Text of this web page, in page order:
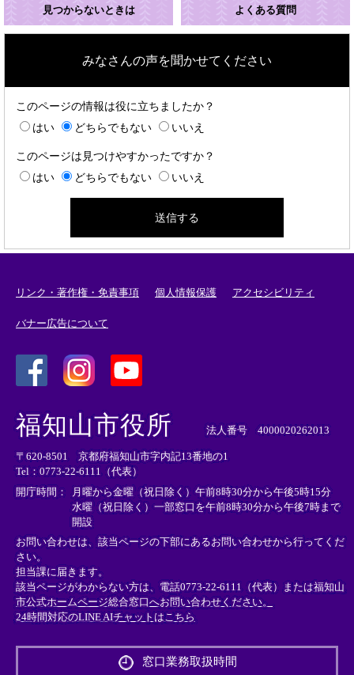
見つからないときは よくある質問
みなさんの声を聞かせてください
このページの情報は役に立ちましたか？
はい
どちらでもない いいえ
このページは見つけやすかったですか？
はい
どちらでもない いいえ
リンク・著作権・免責事項 個人情報保護 アクセシビリティ
バナー広告について
外
部
リ
ン
ク
＞
外
リ
ン
ク
＞
外
部
ン
ク
＞
福知山市役所 法人番号 4000020262013
〒620-8501 京都府福知山市字内記13番地の1
Tel：0773-22-6111（代表）
開庁時間：
月曜から金曜（祝日除く）午前8時30分から午後5時15分
水曜（祝日除く）一部窓口を午前8時30分から午後7時まで
開設
お問い合わせは、該当ページの下部にあるお問い合わせから行ってくだ
さい。
担当課に届きます。
該当ページがわからない方は、電話0773-22-6111（代表）または福知山
市公式ホームページ総合窓口へお問い合わせください。
24時間対応のLINE AIチャットはこちら
外
窓口業務取扱時間